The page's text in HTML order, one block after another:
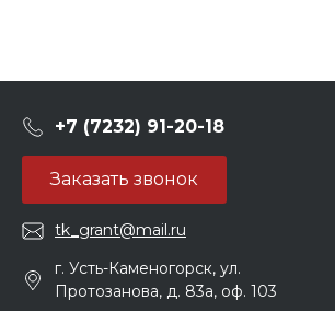
+7 (7232) 91-20-18
Заказать звонок
tk_grant@mail.ru
г. Усть-Каменогорск, ул.
Протозанова, д. 83а, оф. 103